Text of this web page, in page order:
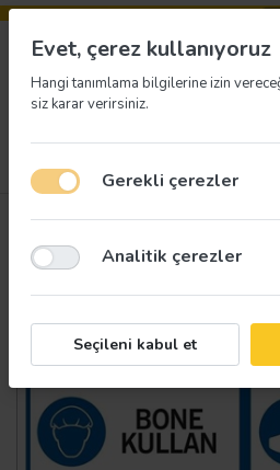
Evet, çerez kullanıyoruz
Hangi tanımlama bilgilerine izin
siz karar verirsiniz.
Gerekli çerezler
Analitik çerezler
Seçileni kabul et